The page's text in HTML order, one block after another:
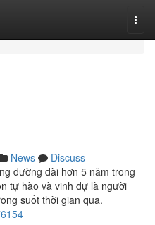
News
Discuss
đường dài hơn 5 năm trong
tự hào và vinh dự là người
suốt thời gian qua.